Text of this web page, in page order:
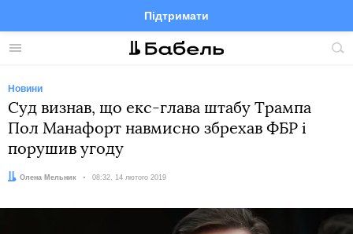
Меню
Підтримати
FacebookTelegramTwitter
Новини
Суд визнав, що екс-глава штабу Трампа
Пол Манафорт навмисно збрехав ФБР і
порушив угоду
Автор:
Олена Мельник Дата:
08:32, 14 лютого 2019